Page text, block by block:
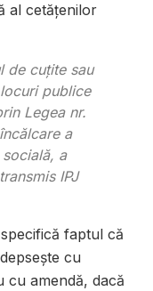
al cetăţenilor
de cuţite sau
publice
Legea nr.
a
a
IPJ
faptul că
cu
cu amendă, dacă